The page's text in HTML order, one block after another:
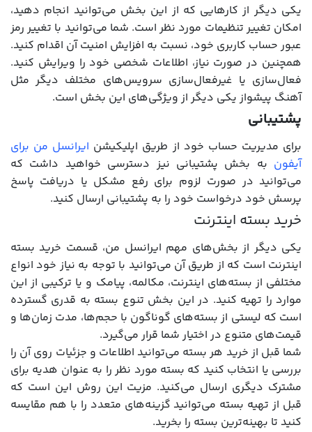
یکی دیگر از کارهایی که از این بخش می‌توانید انجام دهید،
امکان تغییر تنظیمات مورد نظر است. شما می‌توانید با تغییر رمز
عبور حساب کاربری خود، نسبت به افزایش امنیت آن اقدام کنید.
همچنین در صورت نیاز، اطلاعات شخصی خود را ویرایش کنید.
فعال‌سازی یا غیرفعال‌سازی سرویس‌های مختلف دیگر مثل
آهنگ پیشواز یکی دیگر از ویژگی‌های این بخش است.
پشتیبانی
برای مدیریت حساب خود از طریق اپلیکیشن ایرانسل من برای
آیفون به بخش پشتیبانی نیز دسترسی خواهید داشت که
می‌توانید در صورت لزوم برای رفع مشکل یا دریافت پاسخ
پرسش خود درخواست خود را به پشتیبانی ارسال کنید.
خرید بسته اینترنت
یکی دیگر از بخش‌های مهم ایرانسل من، قسمت خرید بسته
اینترنت است که از طریق آن می‌توانید با توجه به نیاز خود انواع
مختلفی از بسته‌های اینترنت، مکالمه، پیامک و یا ترکیبی از این
موارد را تهیه کنید. در این بخش تنوع بسته به قدری گسترده
است که لیستی از بسته‌های گوناگون با حجم‌ها، مدت زمان‌ها و
قیمت‌های متنوع در اختیار شما قرار می‌گیرد.
شما قبل از خرید هر بسته می‌توانید اطلاعات و جزئیات روی آن را
بررسی یا انتخاب کنید که بسته مورد نظر را به عنوان هدیه برای
مشترک دیگری ارسال می‌کنید. مزیت این روش این است که
قبل از تهیه بسته می‌توانید گزینه‌های متعدد را با هم مقایسه
کنید تا بهینه‌ترین بسته را بخرید.